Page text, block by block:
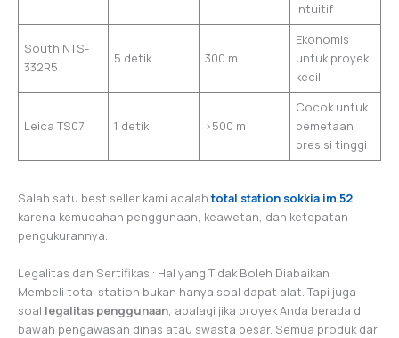
intuitif
South NTS-
332R5
5 detik 300 m
Ekonomis
untuk proyek
kecil
Leica TS07 1 detik >500 m
Cocok untuk
pemetaan
presisi tinggi
Salah satu best seller kami adalahtotal station sokkia im 52,
karena kemudahan penggunaan, keawetan, dan ketepatan
pengukurannya.
Legalitas dan Sertifikasi: Hal yang Tidak Boleh Diabaikan
Membeli total station bukan hanya soal dapat alat. Tapi juga
soal legalitas penggunaan, apalagi jika proyek Anda berada di
bawah pengawasan dinas atau swasta besar. Semua produk dari